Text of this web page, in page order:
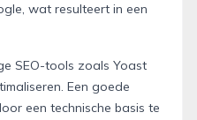
wat resulteert in een
SEO-tools zoals Yoast
Een goede
een technische basis te